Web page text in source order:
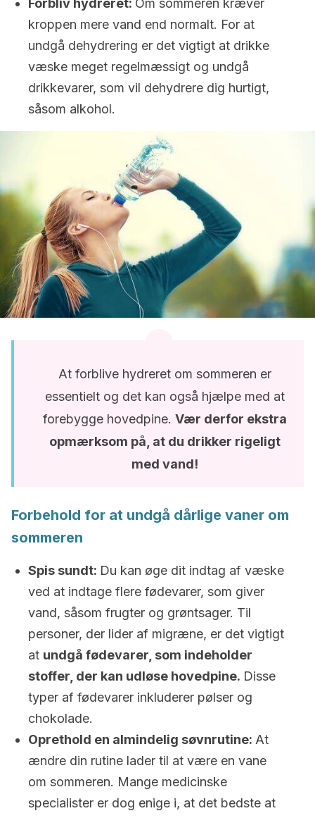
Forbliv hydreret: Om sommeren kræver
kroppen mere vand end normalt. For at
undgå dehydrering er det vigtigt at drikke
væske meget regelmæssigt og undgå
drikkevarer, som vil dehydrere dig hurtigt,
såsom alkohol.
At forblive hydreret om sommeren er
essentielt og det kan også hjælpe med at
forebygge hovedpine. Vær derfor ekstra
opmærksom på, at du drikker rigeligt
med vand!
Forbehold for at undgå dårlige vaner om
sommeren
Spis sundt: Du kan øge dit indtag af væske
ved at indtage flere fødevarer, som giver
vand, såsom frugter og grøntsager. Til
personer, der lider af migræne, er det vigtigt
at undgå fødevarer, som indeholder
stoffer, der kan udløse hovedpine. Disse
typer af fødevarer inkluderer pølser og
chokolade.
Oprethold en almindelig søvnrutine: At
ændre din rutine lader til at være en vane
om sommeren. Mange medicinske
specialister er dog enige i, at det bedste at